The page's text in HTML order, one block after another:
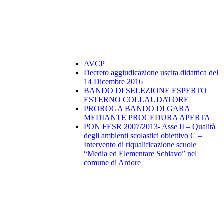
AVCP
Decreto aggiudicazione uscita didattica del
14 Dicembre 2016
BANDO DI SELEZIONE ESPERTO
ESTERNO COLLAUDATORE
PROROGA BANDO DI GARA
MEDIANTE PROCEDURA APERTA
PON FESR 2007/2013- Asse II – Qualità
degli ambienti scolastici obiettivo C –
Intervento di riqualificazione scuole
“Media ed Elementare Schiavo” nel
comune di Ardore